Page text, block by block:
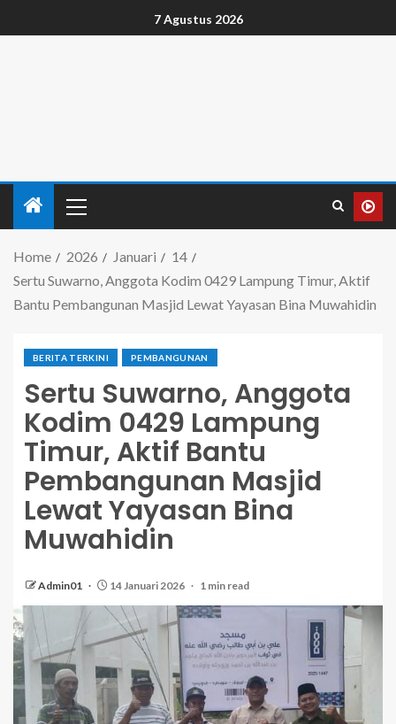
7 Agustus 2026
Home 2026 Januari
14
Sertu Suwarno, Anggota Kodim 0429 Lampung Timur, Aktif
Bantu Pembangunan Masjid Lewat Yayasan Bina Muwahidin
BERITA TERKINI PEMBANGUNAN
Sertu Suwarno, Anggota
Kodim 0429 Lampung
Timur, Aktif Bantu
Pembangunan Masjid
Lewat Yayasan Bina
Muwahidin
Admin01 14 Januari 2026 1 min read